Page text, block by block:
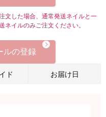
文した場合、通常発送ネイルと一
ネイルのみご注文ください。
ルの登録
ド お届け日